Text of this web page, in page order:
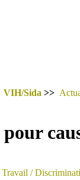
VIH/Sida >>
Travail /